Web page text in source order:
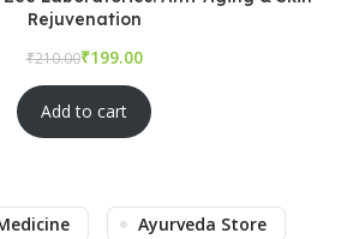
Rejuvenation
₹
₹
Add to cart
Ayurveda Store